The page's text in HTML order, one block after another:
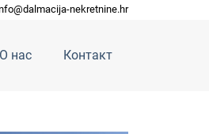
nekretnine.hr
О нас Контакт